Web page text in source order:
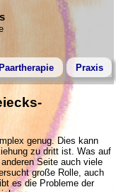
Praxis
genug. Dies kann
zu dritt ist. Was auf
Seite auch viele
große Rolle, auch
es die Probleme der